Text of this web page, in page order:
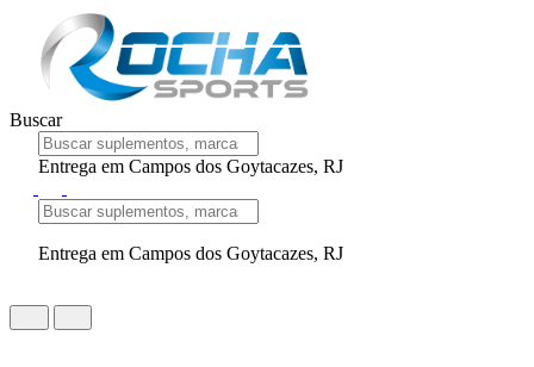
Buscar
Entrega em Campos dos Goytacazes, RJ
Entrega em Campos dos Goytacazes, RJ